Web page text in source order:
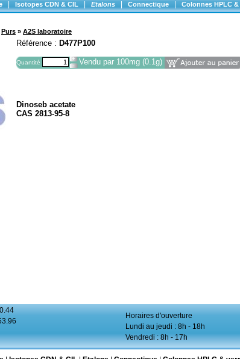
Isotopes CDN & CIL Etalons Connectique Colonnes HPLC &
Purs » A2S laboratoire
Référence : D477P100
Quantité Vendu par 100mg (0.1g)
Dinoseb acetate
CAS 2813-95-8
Horaires d'ouverture
Lundi au jeudi : 8h - 18h
Vendredi : 8h - 17h